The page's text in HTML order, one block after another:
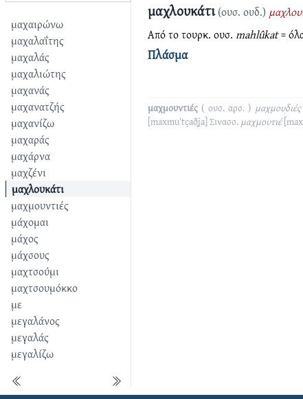
μαχαιρώνω
μαχαλαΐτης
μαχαλάς
μαχαλιώτης
μαχανάς
μαχανατζής
μαχανίζω
μαχαράς
μαχάρνα
μαχζένι
μαχλουκάτι
μαχμουντιές
μάχομαι
μάχος
μάχσους
μαχτσούμι
μαχτσουμόκκο
με
μεγαλάνος
μεγαλάς
μεγαλίζω
μαχλουκάτι(ουσ. ουδ.)
Από το τουρκ. ουσ. mahlûkat=
Πλάσμα
μαχμουντιές ( ουσ. αρσ. ) μαχμουδιές
[maxmuˈtçaðʝa] Σινασσ. μαχμουτιέ